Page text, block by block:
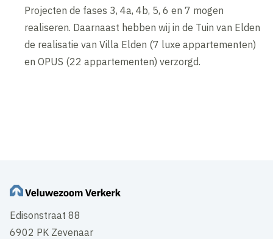
Projecten de fases 3, 4a, 4b, 5, 6 en 7 mogen
realiseren. Daarnaast hebben wij in de Tuin van Elden
de realisatie van Villa Elden (7 luxe appartementen)
en OPUS (22 appartementen) verzorgd.
Edisonstraat 88
6902 PK Zevenaar